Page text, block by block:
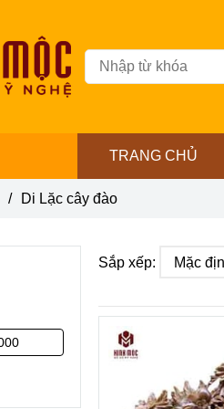
TRANG CHỦ
/ Di Lặc cây đào
Sắp xếp: